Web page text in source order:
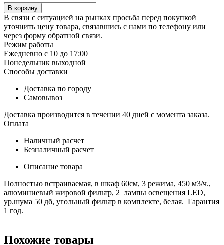
В корзину
В связи с ситуацией на рынках просьба перед покупкой
уточнить цену товара, связавшись с нами по телефону или
через форму обратной связи.
Режим работы
Ежедневно с 10 до 17:00
Понедельник выходной
Способы доставки
Доставка по городу
Самовывоз
Доставка производится в течении 40 дней с момента заказа.
Оплата
Наличный расчет
Безналичный расчет
Описание товара
Полностью встраиваемая, в шкаф 60см, 3 режима, 450 м3/ч.,
алюминиевый жировой фильтр, 2 лампы освещения LED,
ур.шума 50 дб, угольный фильтр в комплекте, белая. Гарантия
1 год.
Похожие товары